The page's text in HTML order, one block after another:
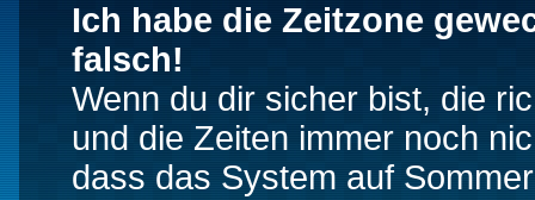
Ich habe die Zeitzone
falsch!
Wenn du dir sicher bist, die
und die Zeiten immer noch
dass das System auf